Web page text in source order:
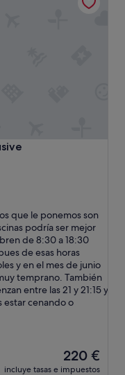
que le ponemos son
podría ser mejor
de 8:30 a 18:30
de esas horas
y en el mes de junio
temprano. También
entre las 21 y 21:15 y
estar cenando o
El
precio
220 €
incluye tasas e impuestos